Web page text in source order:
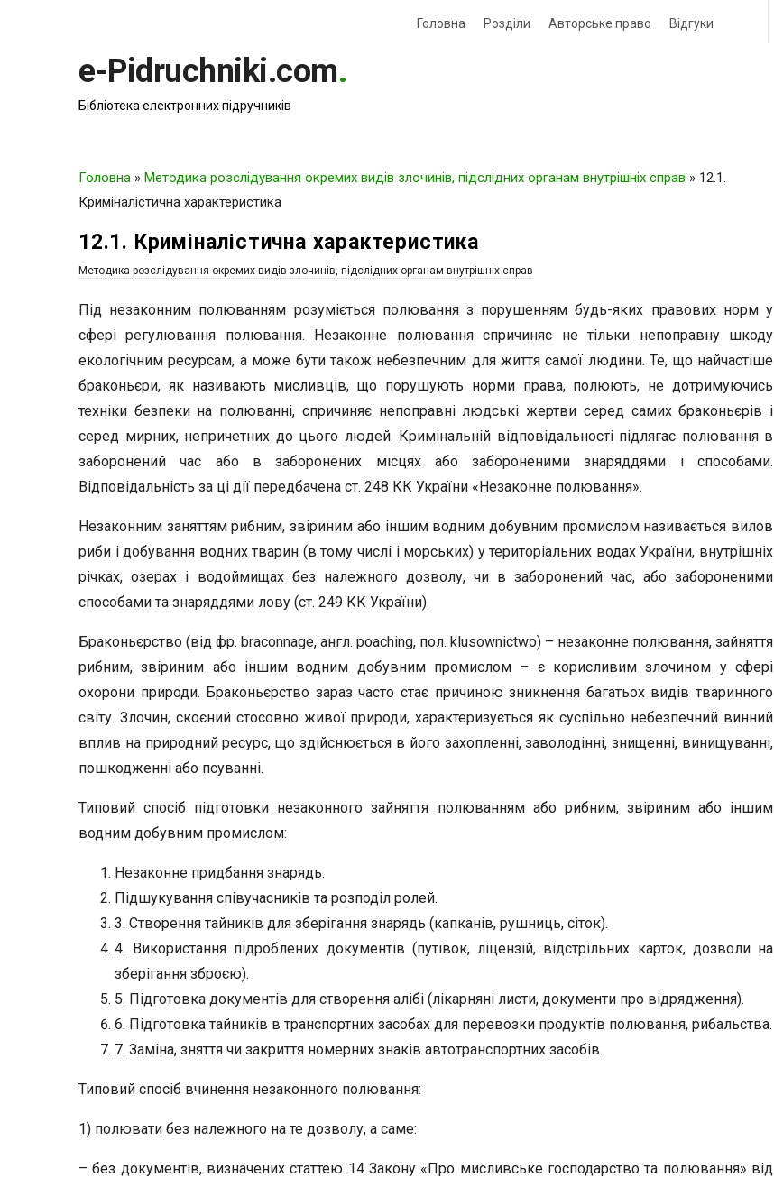
Головна Розділи Авторське право Відгуки
e-Pidruchniki.com.
Бібліотека електронних підручників
Головна » Методика розслідування окремих видів злочинів, підслідних органам внутрішніх справ » 12.1.
Криміналістична характеристика
12.1. Криміналістична характеристика
Методика розслідування окремих видів злочинів, підслідних органам внутрішніх справ
Під незаконним полюванням розуміється полювання з порушенням будь-яких правових норм у
сфері регулювання полювання. Незаконне полювання спричиняє не тільки непоправну шкоду
екологічним ресурсам, а може бути також небезпечним для життя самої людини. Те, що найчастіше
браконьєри, як називають мисливців, що порушують норми права, полюють, не дотримуючись
техніки безпеки на полюванні, спричиняє непоправні людські жертви серед самих браконьєрів і
серед мирних, непричетних до цього людей. Кримінальній відповідальності підлягає полювання в
заборонений час або в заборонених місцях або забороненими знаряддями і способами.
Відповідальність за ці дії передбачена ст. 248 КК України «Незаконне полювання».
Незаконним заняттям рибним, звіриним або іншим водним добувним промислом називається вилов
риби і добування водних тварин (в тому числі і морських) у територіальних водах України, внутрішніх
річках, озерах і водоймищах без належного дозволу, чи в заборонений час, або забороненими
способами та знаряддями лову (ст. 249 КК України).
Браконьєрство (від фр. braconnage, англ. poaching, пол. klusownictwo) – незаконне полювання, зайняття
рибним, звіриним або іншим водним добувним промислом – є корисливим злочином у сфері
охорони природи. Браконьєрство зараз часто стає причиною зникнення багатьох видів тваринного
світу. Злочин, скоєний стосовно живої природи, характеризується як суспільно небезпечний винний
вплив на природний ресурс, що здійснюється в його захопленні, заволодінні, знищенні, винищуванні,
пошкодженні або псуванні.
Типовий спосіб підготовки незаконного зайняття полюванням або рибним, звіриним або іншим
водним добувним промислом:
Незаконне придбання знарядь.
Підшукування співучасників та розподіл ролей.
3. Створення тайників для зберігання знарядь (капканів, рушниць, сіток).
4. Використання підроблених документів (путівок, ліцензій, відстрільних карток, дозволи на
зберігання зброєю).
5. Підготовка документів для створення алібі (лікарняні листи, документи про відрядження).
6. Підготовка тайників в транспортних засобах для перевозки продуктів полювання, рибальства.
7. Заміна, зняття чи закриття номерних знаків автотранспортних засобів.
Типовий спосіб вчинення незаконного полювання:
1) полювати без належного на те дозволу, а саме:
– без документів, визначених статтею 14 Закону «Про мисливське господарство та полювання» від